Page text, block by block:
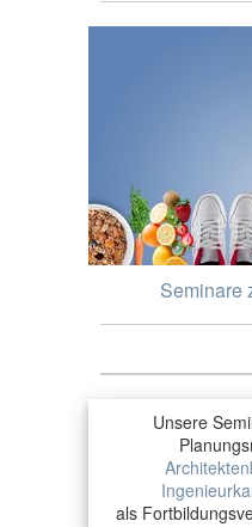
Seminare
Unsere
als